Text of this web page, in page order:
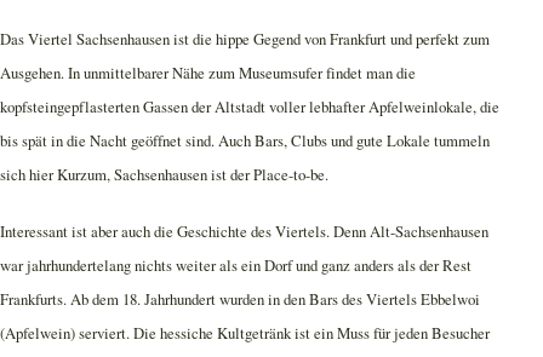
Das Viertel Sachsenhausen ist die hippe Gegend von Frankfurt und perfekt zum
Ausgehen. In unmittelbarer Nähe zum Museumsufer findet man die
kopfsteingepflasterten Gassen der Altstadt voller lebhafter Apfelweinlokale, die
bis spät in die Nacht geöffnet sind. Auch Bars, Clubs und gute Lokale tummeln
sich hier Kurzum, Sachsenhausen ist der Place-to-be.
Interessant ist aber auch die Geschichte des Viertels. Denn Alt-Sachsenhausen
war jahrhundertelang nichts weiter als ein Dorf und ganz anders als der Rest
Frankfurts. Ab dem 18. Jahrhundert wurden in den Bars des Viertels Ebbelwoi
(Apfelwein) serviert. Die hessiche Kultgetränk ist ein Muss für jeden Besucher